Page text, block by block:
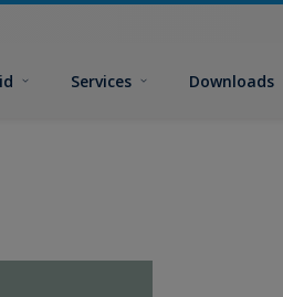
Services Downloads